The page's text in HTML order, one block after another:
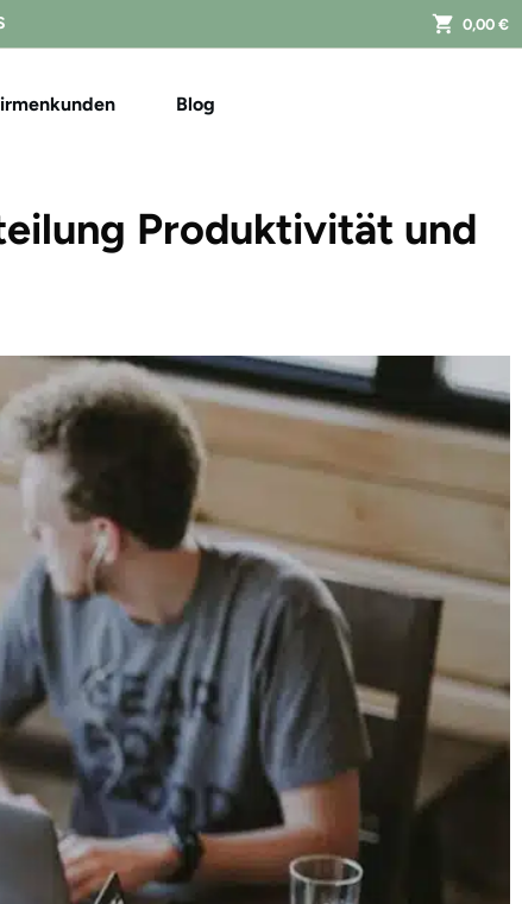
0,00 €
Blog
Produktivität und